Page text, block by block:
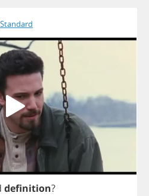
definition?